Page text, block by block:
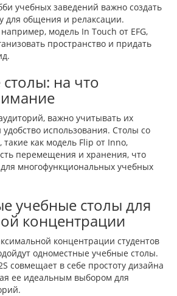
учебных заведений важно создать
для общения и релаксации.
модель In Touch от EFG,
пространство и придать
на что
важно учитывать их
использования. Столы со
как модель Flip от Inno,
перемещения и хранения, что
многофункциональных учебных
учебные столы для
концентрации
концентрации студентов
одноместные учебные столы.
совмещает в себе простоту дизайна
ее идеальным выбором для